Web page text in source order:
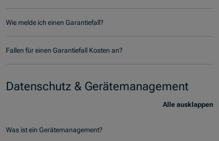
Wie melde ich einen Garantiefall?
Fallen für einen Garantiefall Kosten an?
Datenschutz & Gerätemanagement
Alle ausklappen
Was ist ein Gerätemanagement?